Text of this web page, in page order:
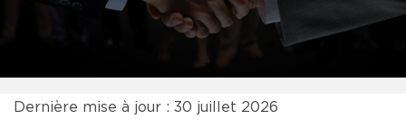
Dernière mise à jour : 30 juillet 2026